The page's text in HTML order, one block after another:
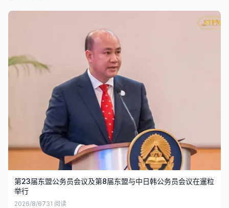
第23届东盟公务员会议及第8届东盟与中日韩公务员会议在暹粒
举行
2026/8/6731 阅读